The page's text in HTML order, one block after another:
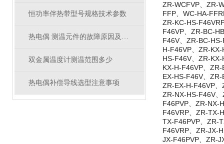
恒功率伴热带型号规格技术参数
热电偶 测温元件的故障原因及处理方法
双金属温度计测温范围多少
热电偶补偿导线选型注意事项
ZR-WCFVP、ZR-
FFP、WC-HA-
ZR-KC-HS-
F46VP、ZR-BC-
F46V、ZR-BC-
H-F46VP、ZR-
HS-F46V、ZR-
KX-H-F46VP、
EX-HS-F46V、
ZR-EX-H-F46VP
ZR-NX-HS-F46V
F46PVP、ZR-NX-
F46VRP、ZR-TX-
TX-F46PVP、ZR-
F46VRP、ZR-JX-
JX-F46PVP、ZR-